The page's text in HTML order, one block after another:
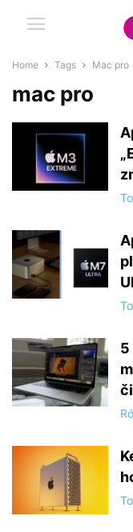
Home Tags Mac pro
mac pro
5